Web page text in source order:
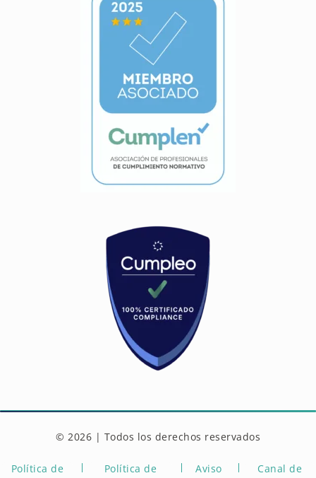
© 2026 | Todos los derechos reservados
Política de
Política de
Aviso
Canal de